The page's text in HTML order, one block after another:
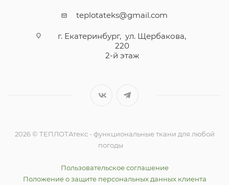
teplotateks@gmail.com
г. Екатеринбург, ул. Щербакова,
220
2-й этаж
2026 © ТЕПЛОТАтекс - функциональные ткани для любой
погоды
Пользовательское соглашение
Положение о защите персональных данных клиента